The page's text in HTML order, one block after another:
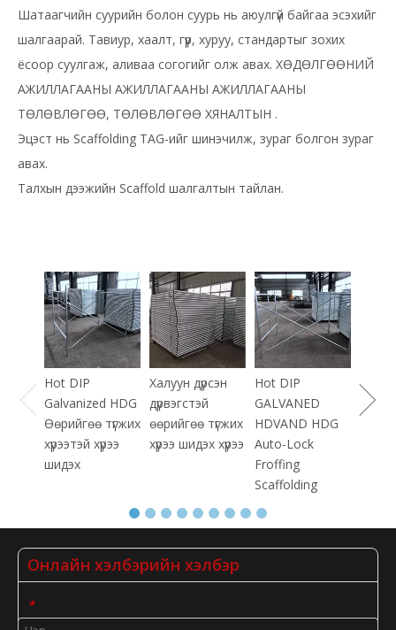
Шатаагчийн суурийн болон суурь нь аюулгүй байгаа эсэхийг
шалгаарай. Тавиур, хаалт, гүүр, хуруу, стандартыг зохих
ёсоор суулгаж, аливаа согогийг олж авах. ХӨДӨЛГӨӨНИЙ
АЖИЛЛАГААНЫ АЖИЛЛАГААНЫ АЖИЛЛАГААНЫ
ТӨЛӨВЛӨГӨӨ, ТӨЛӨВЛӨГӨӨ ХЯНАЛТЫН .
Эцэст нь Scaffolding TAG-ийг шинэчилж, зураг болгон зураг
авах.
Талхын дээжийн Scaffold шалгалтын тайлан.
Hot DIP
Galvanized HDG
Өөрийгөө түгжих
хүрээтэй хүрээ
шидэх
Халуун дүрсэн
дүрвэгстэй
өөрийгөө түгжих
хүрээ шидэх хүрээ
Hot DIP
GALVANED
HDVAND HDG
Auto-Lock
Froffing
Scaffolding
Онлайн хэлбэрийн хэлбэр
*